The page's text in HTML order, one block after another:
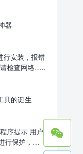
器
行安装，报错
检查网络…..
具的诞生
序提示 用户
行保护，已
止你运行
